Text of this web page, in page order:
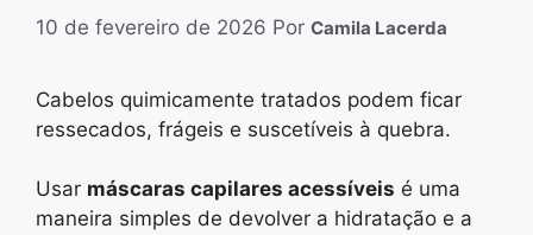
10 de fevereiro de 2026 Por Camila Lacerda
Cabelos quimicamente tratados podem ficar
ressecados, frágeis e suscetíveis à quebra.
Usar máscaras capilares acessíveis é uma
maneira simples de devolver a hidratação e a